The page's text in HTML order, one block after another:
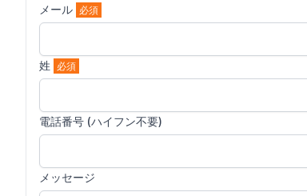
メール 必須
姓 必須
電話番号 (ハイフン不要)
メッセージ